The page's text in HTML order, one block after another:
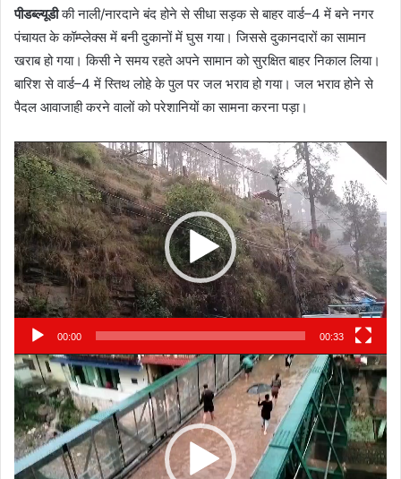
पीडब्ल्यूडीकी नाली/नारदाने बंद होने से सीधा सड़क से बाहर वार्ड–4 में बने नगर
पंचायत के कॉम्प्लेक्स में बनी दुकानों में घुस गया। जिससे दुकानदारों का सामान
खराब हो गया। किसी ने समय रहते अपने सामान को सुरक्षित बाहर निकाल लिया।
बारिश से वार्ड–4 में स्तिथ लोहे के पुल पर जल भराव हो गया। जल भराव होने से
पैदल आवाजाही करने वालों को परेशानियों का सामना करना पड़ा।
Video
Player
00:00 00:33
Video
Player